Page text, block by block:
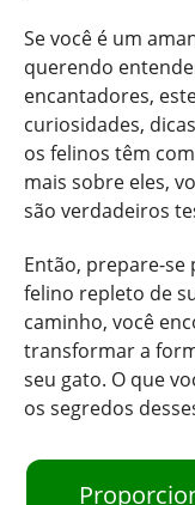
Se você é um
querendo
encantadores,
curiosidades,
os felinos têm
mais sobre eles,
são verdadeiros
Então, prepare-
felino repleto de
caminho, você
transformar a
seu gato. O que
os segredos